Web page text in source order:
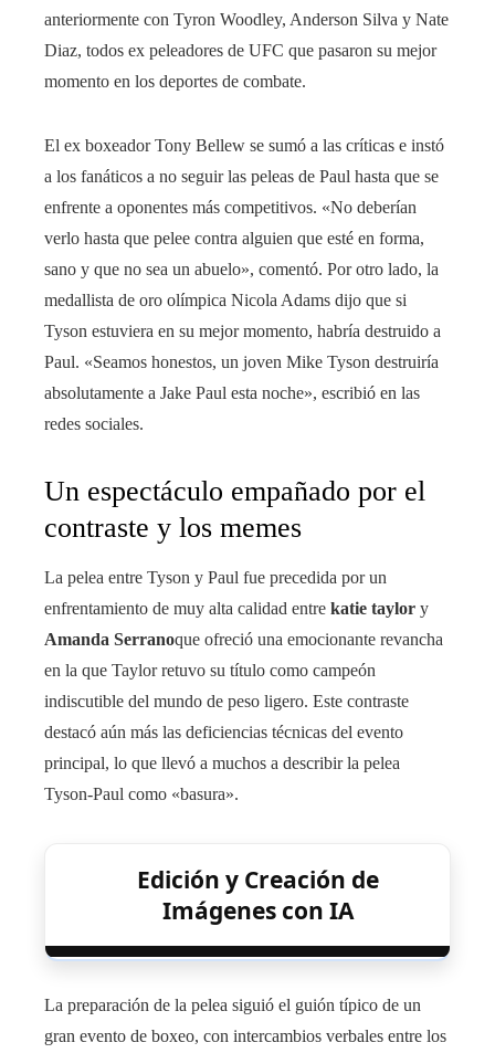
anteriormente con Tyron Woodley, Anderson Silva y Nate
Diaz, todos ex peleadores de UFC que pasaron su mejor
momento en los deportes de combate.
El ex boxeador Tony Bellew se sumó a las críticas e instó
a los fanáticos a no seguir las peleas de Paul hasta que se
enfrente a oponentes más competitivos. «No deberían
verlo hasta que pelee contra alguien que esté en forma,
sano y que no sea un abuelo», comentó. Por otro lado, la
medallista de oro olímpica Nicola Adams dijo que si
Tyson estuviera en su mejor momento, habría destruido a
Paul. «Seamos honestos, un joven Mike Tyson destruiría
absolutamente a Jake Paul esta noche», escribió en las
redes sociales.
Un espectáculo empañado por el
contraste y los memes
La pelea entre Tyson y Paul fue precedida por un
enfrentamiento de muy alta calidad entre katie taylor y
Amanda Serranoque ofreció una emocionante revancha
en la que Taylor retuvo su título como campeón
indiscutible del mundo de peso ligero. Este contraste
destacó aún más las deficiencias técnicas del evento
principal, lo que llevó a muchos a describir la pelea
Tyson-Paul como «basura».
Edición y Creación de
Imágenes con IA
La preparación de la pelea siguió el guión típico de un
gran evento de boxeo, con intercambios verbales entre los